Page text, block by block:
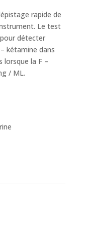
rapide de
Le test
détecter
kétamine dans
lorsque la F –
/ ML.